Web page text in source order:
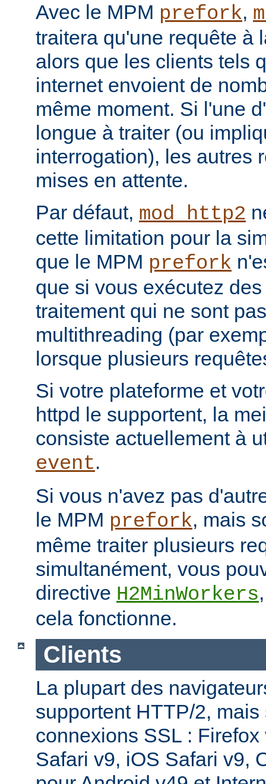
Avec le MPM prefork,
traitera qu'une requête à
alors que les clients tels
internet envoient de
même moment. Si l'une
longue à traiter (ou
interrogation), les autres
mises en attente.
Par défaut, mod_http2
cette limitation pour la
que le MPM prefork
que si vous exécutez
traitement qui ne sont
multithreading (par
lorsque plusieurs
Si votre plateforme et
httpd le supportent, la
consiste actuellement à
event.
Si vous n'avez pas
le MPM prefork, mais
même traiter plusieurs
simultanément, vous
directive H2MinWorkers
cela fonctionne.
Clients
La plupart des
supportent HTTP/2,
connexions SSL :
Safari v9, iOS Safari v9,